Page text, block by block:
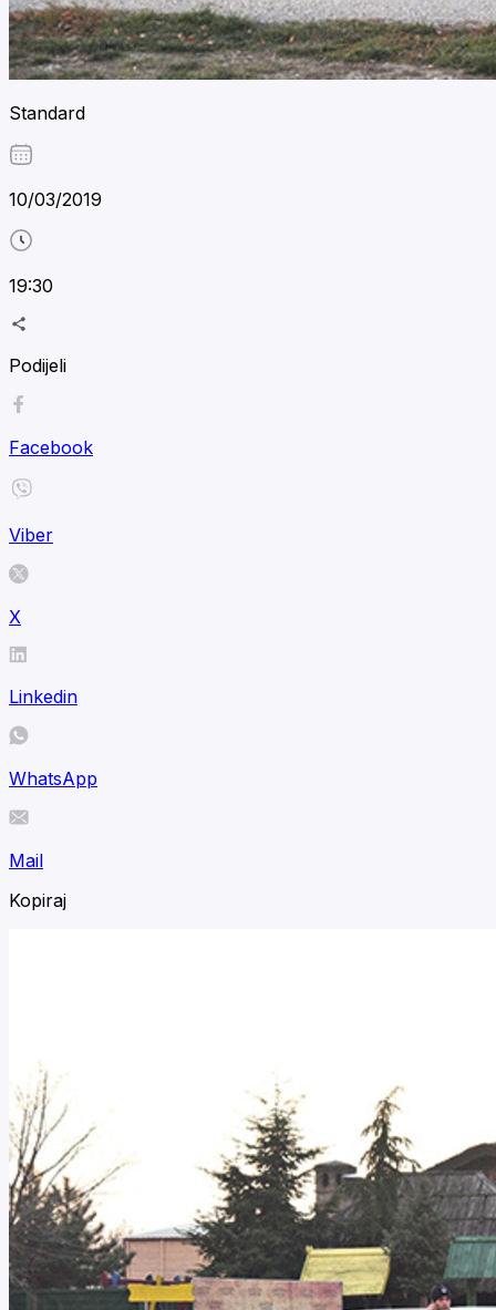
Standard
10/03/2019
19:30
Podijeli
Facebook
Viber
X
Linkedin
WhatsApp
Mail
Kopiraj